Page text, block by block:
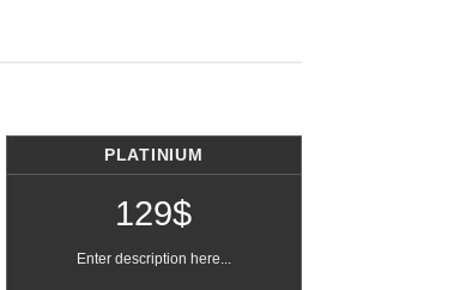
PLATINIUM
129$
Enter description here...